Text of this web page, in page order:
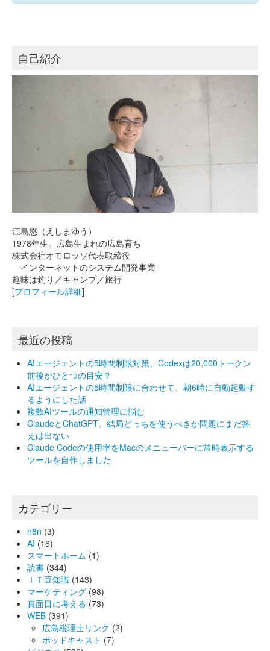
自己紹介
江島悠（えしまゆう）
1978年生。広島生まれの広島育ち
株式会社オモロッソ代表取締役
インターネットのシステム開発事業
趣味は釣り／キャンプ／旅行
[プロフィール詳細]
最近の投稿
AIエージェントの5時間制限対策。Codexは20,000トークン
前後がひとつの目安？
AIエージェントの5時間制限に合わせて、朝6時に自動起動す
るようにした話
複数AIツールの通知管理に悩む
ClaudeとChatGPT、結局どっちを使うべきか問題にまだ答
えは出ない
Claude Codeの使用率をMacのメニューバーに常時表示する
ツールを自作しました
カテゴリー
n8n (3)
AI (16)
スマートホーム (1)
読書 (344)
ＩＴ豆知識 (143)
マーケティング (98)
真面目に考える (73)
WEB (391)
広島税理士リンク (2)
ポッドキャスト (7)